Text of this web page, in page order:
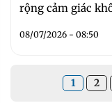
rộng cảm giác
08/07/2026 - 08:50
1 2